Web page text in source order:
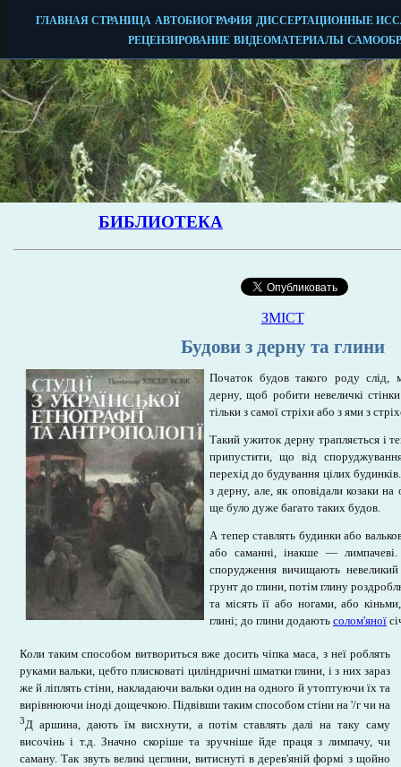
ЗМІСТ
Будови з дерну та глини
Початок будов такого роду слід,
дерну, щоб робити невеличкі
тільки з самої стріхи або з ями з
Такий ужиток дерну трапляється і
припустити, що від
перехід до будування цілих
з дерну, але, як оповідали козаки
ще було дуже багато таких будов.
А тепер ставлять будинки або
або саманні, інакше —
спорудження вичищають
ґрунт до глини, потім глину
та місять її або ногами, або
глині; до глини додають солом'яної
Коли таким способом витвориться вже досить чіпка маса, з неї роблять
руками вальки, цебто плисковаті циліндричні шматки глини, і з них зараз
же й ліплять стіни, накладаючи вальки один на одного й утоптуючи їх та
вирівнюючи іноді дощечкою. Підвівши таким способом стіни на '/г чи на
3Д аршина, дають їм висхнути, а потім ставлять далі на таку саму
височінь і т.д. Значно скоріше та зручніше йде праця з лимпачу, чи
саману. Так звуть великі цеглини, витиснуті в дерев'яній формі з щойно